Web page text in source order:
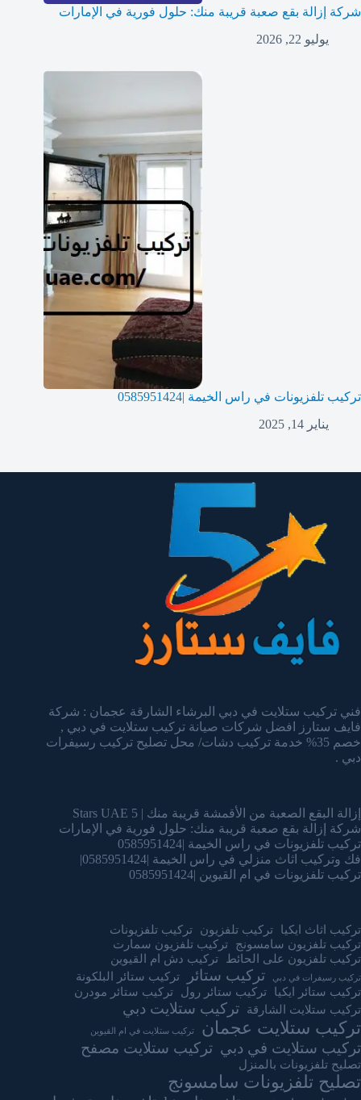
شركة إزالة بقع صعبة قريبة منك: حلول فورية في الإمارات
يوليو 22, 2026
تركيب تلفزيونات في راس الخيمة |0585951424
يناير 14, 2025
فني تركيب ستلايت في دبي البرشاء الشارقة عجمان : شركة
فايف ستارز افضل شركات صيانة تركيب ستلايت في دبي ,
خصم 35% خدمة تركيب دشات/ محل تصليح تركيب رسيفرات
دبي .
إزالة البقع الصعبة من الأقمشة قريبة منك | 5 Stars UAE
شركة إزالة بقع صعبة قريبة منك: حلول فورية في الإمارات
تركيب تلفزيونات في راس الخيمة |0585951424
فك وتركيب اثاث منزلي في راس الخيمة |0585951424|
تركيب تلفزيونات في ام القيوين |0585951424
تركيب اثاث ايكيا تركيب تلفزيون
تركيب تلفزيونات
تركيب تلفزيون سامسونج
تركيب تلفزيون سمارت
تركيب تلفزيون على الحائط
تركيب دش ام القيوين
تركيب رسيفرات في دبي تركيب ستائر
تركيب ستائر البلكونة
تركيب ستائر ايكيا
تركيب ستائر رول
تركيب ستائر مودرن
تركيب ستلايت الشارقة
تركيب ستلايت دبي
تركيب ستلايت عجمان تركيب ستلايت في ام القيوين
تركيب ستلايت في دبي تركيب ستلايت مصفح
تصليح تلفزيونات بالمنزل
تصليح تلفزيونات سامسونج